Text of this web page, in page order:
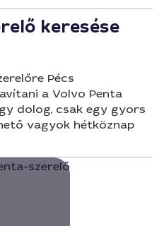
keresése
Pécs
a Volvo Penta
dolog, csak egy gyors
vagyok hétköznap